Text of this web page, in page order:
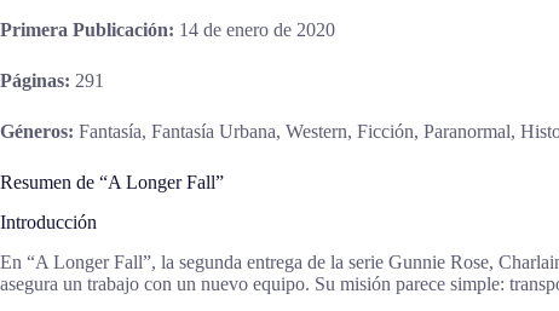
Primera Publicación: 14 de enero de 2020
Páginas: 291
Géneros: Fantasía, Fantasía Urbana, Western, Ficción, Paranormal,
Resumen de “A Longer Fall”
Introducción
En “A Longer Fall”, la segunda entrega de la serie Gunnie Rose,
asegura un trabajo con un nuevo equipo. Su misión parece simple: